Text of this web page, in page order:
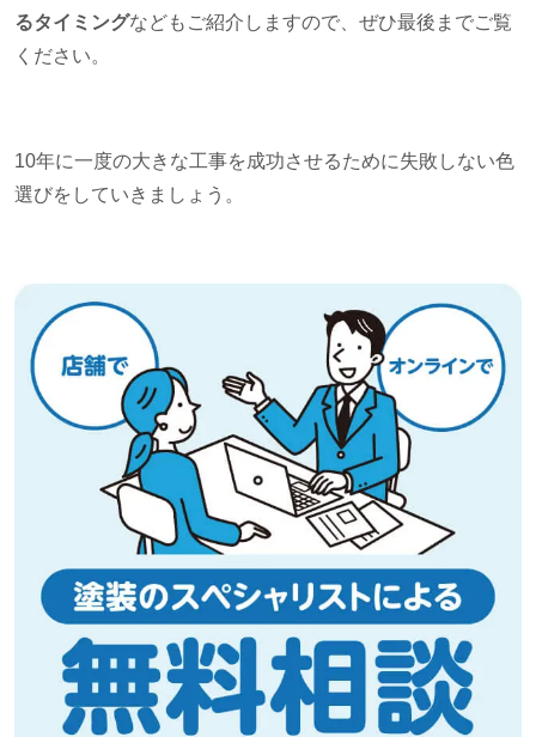
るタイミングなどもご紹介しますので、ぜひ最後までご覧
ください。
10年に一度の大きな工事を成功させるために失敗しない色
選びをしていきましょう。